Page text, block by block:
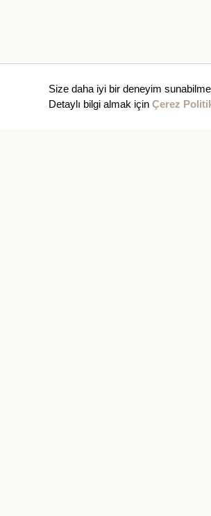
Size daha iyi bir deneyim
Detaylı bilgi almak için Çerez